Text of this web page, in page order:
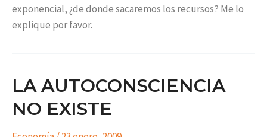
exponencial, ¿de donde sacaremos los recursos? Me lo
explique por favor.
LA AUTOCONSCIENCIA
NO EXISTE